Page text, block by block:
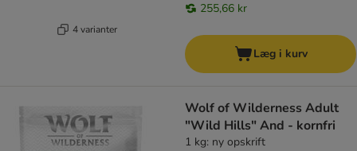
4 varianter
255,66 kr
Læg i kurv
Wolf of Wilderness Adult
"Wild Hills" And - kornfri
1 kg: ny opskrift